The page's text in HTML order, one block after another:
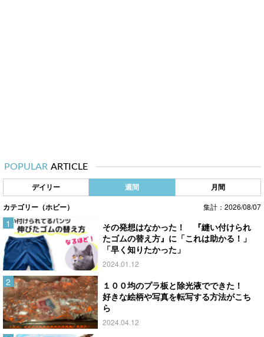
POPULAR ARTICLE
デイリー 週間 月間
カテゴリー（ホビー） 集計：2026/08/07
その発想はなかった！ 『縫い付けられ
たゴムの替え方』に「これは助かる！」
「早く知りたかった」
2024.01.12
１００均のプラ板と除光液でできた！
好きな絵柄や写真を転写する方法がこち
ら
2024.04.12